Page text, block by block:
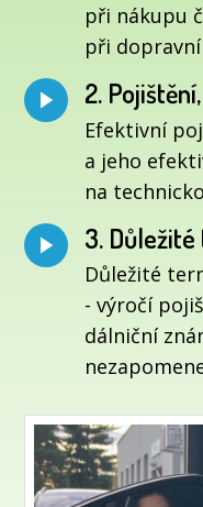
při nákupu
při
2.
Efektivní
a jeho
na
3.
Důležité
- výročí
dálniční